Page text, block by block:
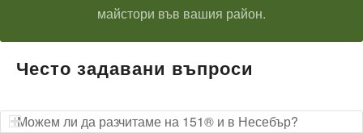
майстори във вашия район.
Често задавани въпроси
Можем ли да разчитаме на 151® и в Несебър?